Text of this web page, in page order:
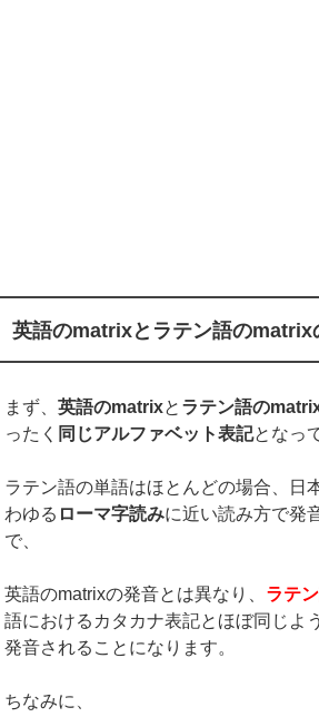
英語のmatrixとラテン語のmatrix
まず、英語のmatrixと ラテン語の
ったく 同じアルファベット表記となっ
ラテン語の単語はほとんどの場合、日
わゆる ローマ字読みに近い読み方で発
で、
英語のmatrixの発音とは異なり、 ラテ
語におけるカタカナ表記とほぼ同じよ
発音されることになります。
ちなみに、